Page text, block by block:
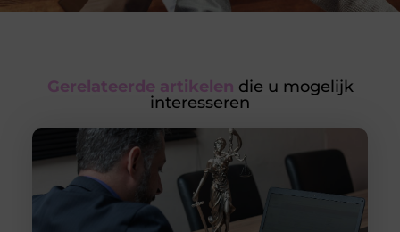
Gerelateerde artikelen die u mogelijk
interesseren